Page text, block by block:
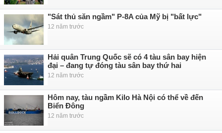
"Sát thủ săn ngầm" P-8A của Mỹ bị "bất lực"
12 năm trước
Hải quân Trung Quốc sẽ có 4 tàu sân bay hiện
đại – đang tự đóng tàu sân bay thứ hai
12 năm trước
Hôm nay, tàu ngầm Kilo Hà Nội có thể về đến
Biển Đông
12 năm trước